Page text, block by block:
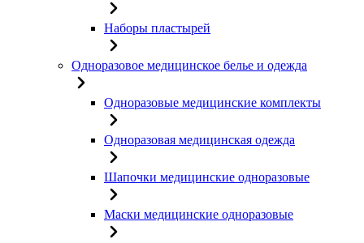
Наборы пластырей
Одноразовое медицинское белье и одежда
Одноразовые медицинские комплекты
Одноразовая медицинская одежда
Шапочки медицинские одноразовые
Маски медицинские одноразовые